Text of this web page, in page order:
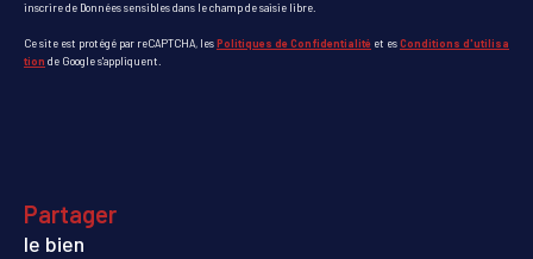
inscrire de Données sensibles dans le champ de saisie libre.
Ce site est protégé par reCAPTCHA, lesPolitiques de Confidentialité et esConditions d'utilisa
tion de Google s'appliquent.
partager
le bien